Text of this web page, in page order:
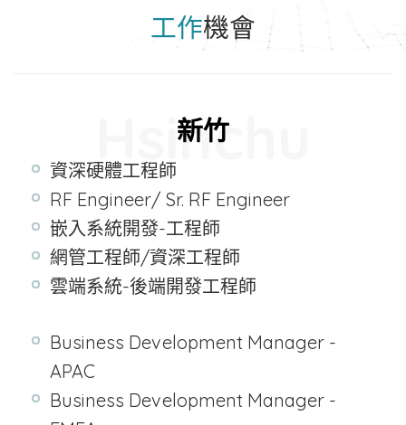
工作機會
新竹
Hsinchu
資深硬體工程師
RF Engineer/ Sr. RF Engineer
嵌入系統開發-工程師
網管工程師/資深工程師
雲端系統-後端開發工程師
Business Development Manager -
APAC
Business Development Manager -